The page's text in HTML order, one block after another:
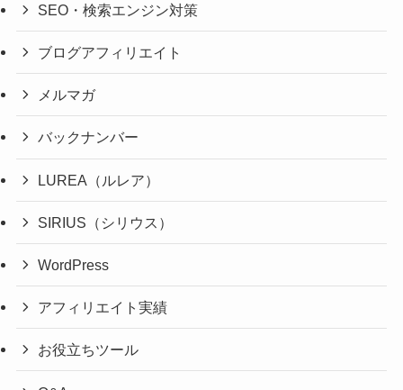
SEO・検索エンジン対策
ブログアフィリエイト
メルマガ
バックナンバー
LUREA（ルレア）
SIRIUS（シリウス）
WordPress
アフィリエイト実績
お役立ちツール